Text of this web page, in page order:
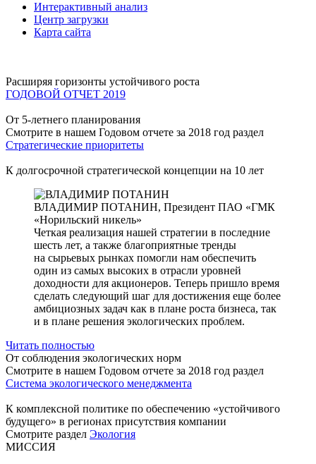
Интерактивный анализ
Центр загрузки
Карта сайта
Расширяя горизонты устойчивого роста
ГОДОВОЙ ОТЧЕТ 2019
От 5-летнего планирования
Смотрите в нашем Годовом отчете за 2018 год раздел
Стратегические приоритеты
К долгосрочной стратегической концепции на 10 лет
ВЛАДИМИР ПОТАНИН, Президент ПАО «ГМК
«Норильский никель»
Четкая реализация нашей стратегии в последние
шесть лет, а также благоприятные тренды
на сырьевых рынках помогли нам обеспечить
один из самых высоких в отрасли уровней
доходности для акционеров. Теперь пришло время
сделать следующий шаг для достижения еще более
амбициозных задач как в плане роста бизнеса, так
и в плане решения экологических проблем.
Читать полностью
От соблюдения экологических норм
Смотрите в нашем Годовом отчете за 2018 год раздел
Система экологического менеджмента
К комплексной политике по обеспечению «устойчивого
будущего» в регионах присутствия компании
Смотрите раздел Экология
МИССИЯ